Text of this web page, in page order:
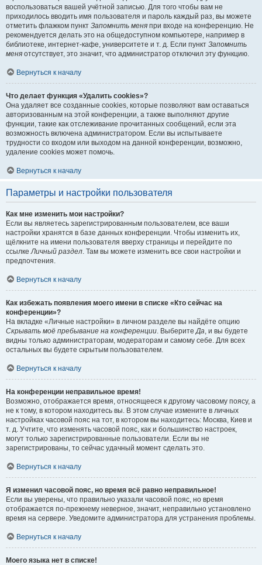
воспользоваться вашей учётной записью. Для того чтобы вам не
приходилось вводить имя пользователя и пароль каждый раз, вы можете
отметить флажком пункт Запомнить меня при входе на конференцию. Не
рекомендуется делать это на общедоступном компьютере, например в
библиотеке, интернет-кафе, университете и т. д. Если пункт Запомнить
меня отсутствует, это значит, что администратор отключил эту функцию.
Вернуться к началу
Что делает функция «Удалить cookies»?
Она удаляет все созданные cookies, которые позволяют вам оставаться
авторизованным на этой конференции, а также выполняют другие
функции, такие как отслеживание прочитанных сообщений, если эта
возможность включена администратором. Если вы испытываете
трудности со входом или выходом на данной конференции, возможно,
удаление cookies может помочь.
Вернуться к началу
Параметры и настройки пользователя
Как мне изменить мои настройки?
Если вы являетесь зарегистрированным пользователем, все ваши
настройки хранятся в базе данных конференции. Чтобы изменить их,
щёлкните на имени пользователя вверху страницы и перейдите по
ссылкеЛичный раздел. Там вы можете изменить все свои настройки и
предпочтения.
Вернуться к началу
Как избежать появления моего имени в списке «Кто сейчас на
конференции»?
На вкладке «Личные настройки» в личном разделе вы найдёте опцию
Скрывать моё пребывание на конференции. ВыберитеДа, и вы будете
видны только администраторам, модераторам и самому себе. Для всех
остальных вы будете скрытым пользователем.
Вернуться к началу
На конференции неправильное время!
Возможно, отображается время, относящееся к другому часовому поясу, а
не к тому, в котором находитесь вы. В этом случае измените в личных
настройках часовой пояс на тот, в котором вы находитесь: Москва, Киев и
т. д. Учтите, что изменять часовой пояс, как и большинство настроек,
могут только зарегистрированные пользователи. Если вы не
зарегистрированы, то сейчас удачный момент сделать это.
Вернуться к началу
Я изменил часовой пояс, но время всё равно неправильное!
Если вы уверены, что правильно указали часовой пояс, но время
отображается по-прежнему неверное, значит, неправильно установлено
время на сервере. Уведомите администратора для устранения проблемы.
Вернуться к началу
Моего языка нет в списке!